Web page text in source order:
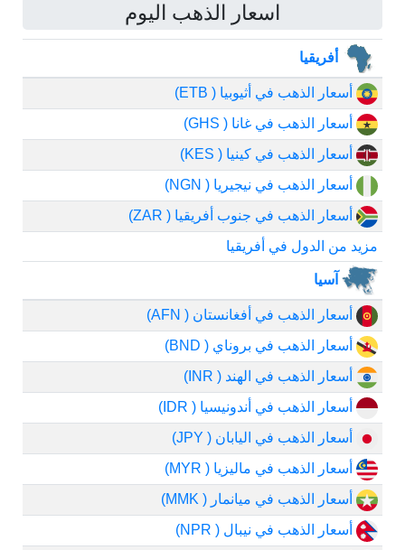
اسعار الذهب اليوم
أفريقيا
أسعار الذهب في أثيوبيا ( ETB)
أسعار الذهب في غانا ( GHS)
أسعار الذهب في كينيا ( KES)
أسعار الذهب في نيجيريا ( NGN)
أسعار الذهب في جنوب أفريقيا ( ZAR)
مزيد من الدول في أفريقيا
آسيا
أسعار الذهب في أفغانستان ( AFN)
أسعار الذهب في بروناي ( BND)
أسعار الذهب في الهند ( INR)
أسعار الذهب في أندونيسيا ( IDR)
أسعار الذهب في اليابان ( JPY)
أسعار الذهب في ماليزيا ( MYR)
أسعار الذهب في ميانمار ( MMK)
أسعار الذهب في نيبال ( NPR)